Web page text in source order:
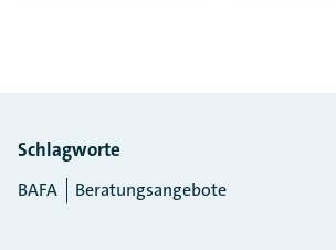
Schlagworte
BAFA Beratungsangebote